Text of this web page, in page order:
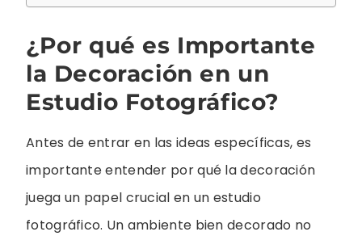
¿Por qué es Importante
la Decoración en un
Estudio Fotográfico?
Antes de entrar en las ideas específicas, es
importante entender por qué la decoración
juega un papel crucial en un estudio
fotográfico. Un ambiente bien decorado no